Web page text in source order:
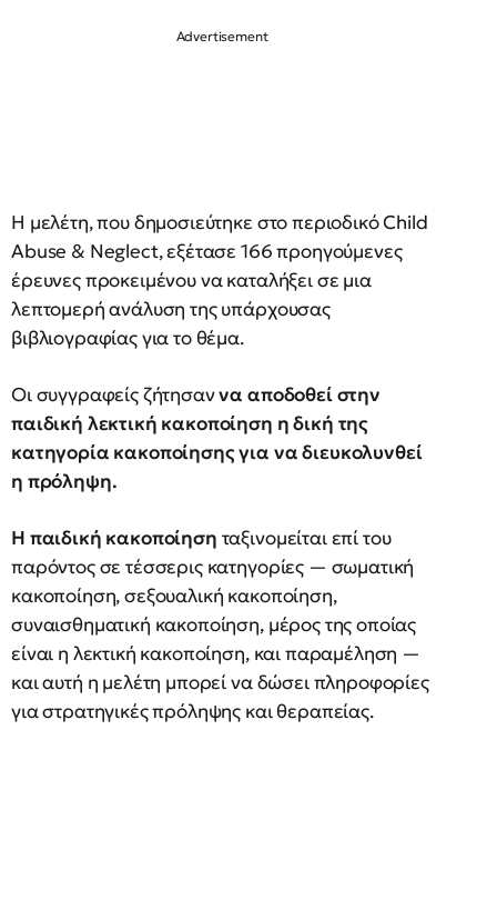
Η μελέτη, που δημοσιεύτηκε στο περιοδικό Child
Abuse & Neglect, εξέτασε 166 προηγούμενες
έρευνες προκειμένου να καταλήξει σε μια
λεπτομερή ανάλυση της υπάρχουσας
βιβλιογραφίας για το θέμα.
Οι συγγραφείς ζήτησαννα αποδοθεί στην
παιδική λεκτική κακοποίηση η δική της
κατηγορία κακοποίησης για να διευκολυνθεί
η πρόληψη.
Η παιδική κακοποίηση ταξινομείται επί του
παρόντος σε τέσσερις κατηγορίες — σωματική
κακοποίηση, σεξουαλική κακοποίηση,
συναισθηματική κακοποίηση, μέρος της οποίας
είναι η λεκτική κακοποίηση, και παραμέληση —
και αυτή η μελέτη μπορεί να δώσει πληροφορίες
για στρατηγικές πρόληψης και θεραπείας.